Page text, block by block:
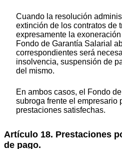
Cuando la resolución
extinción de los contratos de
expresamente la
Fondo de Garantía Salarial
correspondientes será
insolvencia, suspensión de
del mismo.
En ambos casos, el Fondo
subroga frente el empresario
prestaciones satisfechas.
Artículo 18. Prestaciones
de pago.